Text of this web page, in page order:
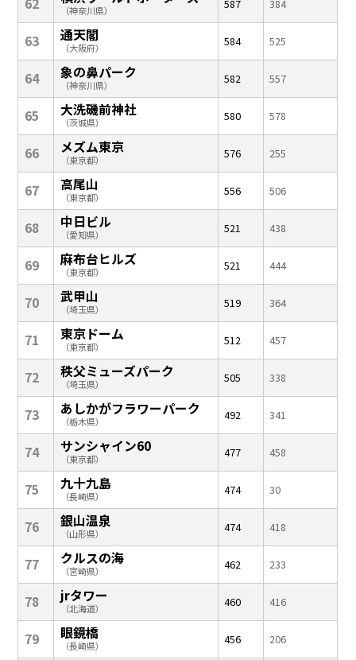
62 （神奈川県） 587 384
63 通天閣
（大阪府） 584 525
64 象の鼻パーク
（神奈川県） 582 557
65 大洗磯前神社
（茨城県） 580 578
66 メズム東京
（東京都） 576 255
67 高尾山
（東京都） 556 506
68 中日ビル
（愛知県） 521 438
69 麻布台ヒルズ
（東京都） 521 444
70 武甲山
（埼玉県） 519 364
71 東京ドーム
（東京都） 512 457
72 秩父ミューズパーク
（埼玉県） 505 338
73 あしかがフラワーパーク
（栃木県） 492 341
74 サンシャイン60
（東京都） 477 458
75 九十九島
（長崎県） 474 30
76 銀山温泉
（山形県） 474 418
77 クルスの海
（宮崎県） 462 233
78 jrタワー
（北海道） 460 416
79 眼鏡橋
（長崎県） 456 206